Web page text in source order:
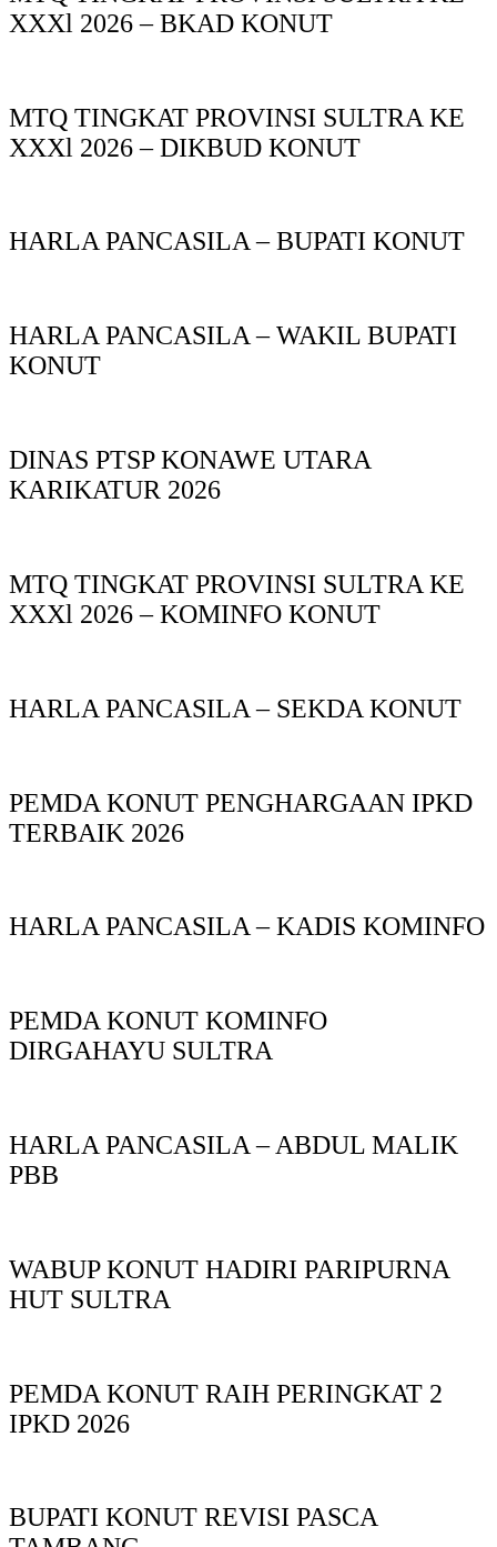
XXXl 2026 – BKAD KONUT
MTQ TINGKAT PROVINSI SULTRA KE
XXXl 2026 – DIKBUD KONUT
HARLA PANCASILA – BUPATI KONUT
HARLA PANCASILA – WAKIL BUPATI
KONUT
DINAS PTSP KONAWE UTARA
KARIKATUR 2026
MTQ TINGKAT PROVINSI SULTRA KE
XXXl 2026 – KOMINFO KONUT
HARLA PANCASILA – SEKDA KONUT
PEMDA KONUT PENGHARGAAN IPKD
TERBAIK 2026
HARLA PANCASILA – KADIS KOMINFO
PEMDA KONUT KOMINFO
DIRGAHAYU SULTRA
HARLA PANCASILA – ABDUL MALIK
PBB
WABUP KONUT HADIRI PARIPURNA
HUT SULTRA
PEMDA KONUT RAIH PERINGKAT 2
IPKD 2026
BUPATI KONUT REVISI PASCA